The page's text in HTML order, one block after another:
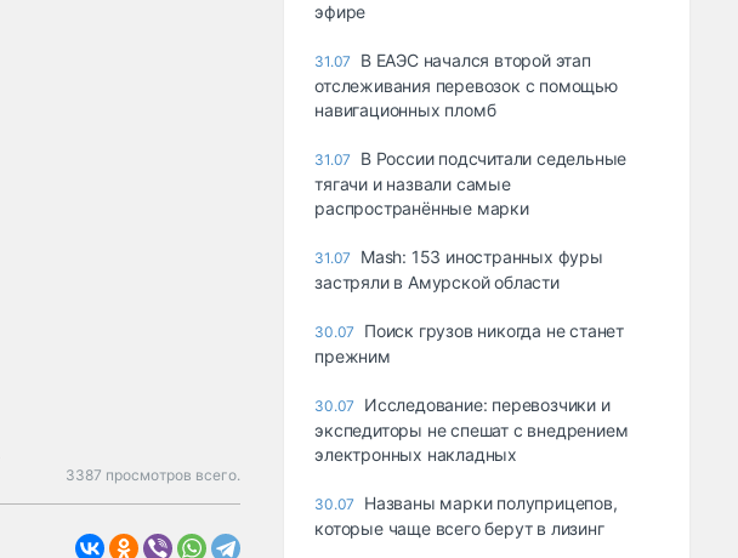
3387 просмотров всего.
эфире
31.07
В ЕАЭС начался второй этап
отслеживания перевозок с помощью
навигационных пломб
31.07
В России подсчитали седельные
тягачи и назвали самые
распространённые марки
31.07
Mash: 153 иностранных фуры
застряли в Амурской области
30.07
Поиск грузов никогда не станет
прежним
30.07
Исследование: перевозчики и
экспедиторы не спешат с внедрением
электронных накладных
30.07
Названы марки полуприцепов,
которые чаще всего берут в лизинг